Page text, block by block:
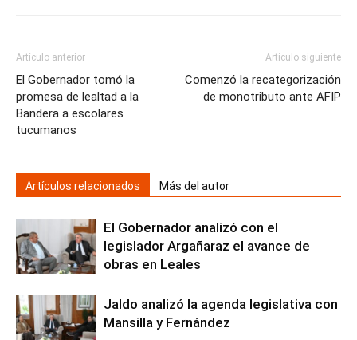
Artículo anterior
El Gobernador tomó la
promesa de lealtad a la
Bandera a escolares
tucumanos
Artículo siguiente
Comenzó la recategorización
de monotributo ante AFIP
Artículos relacionados Más del autor
El Gobernador analizó con el
legislador Argañaraz el avance de
obras en Leales
Jaldo analizó la agenda legislativa con
Mansilla y Fernández